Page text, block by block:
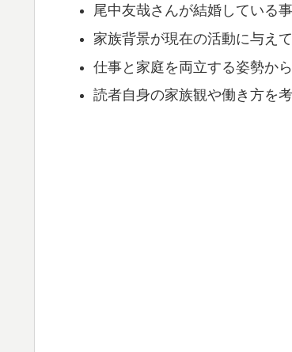
尾中友哉さんが結婚している
家族背景が現在の活動に与え
仕事と家庭を両立する姿勢か
読者自身の家族観や働き方を